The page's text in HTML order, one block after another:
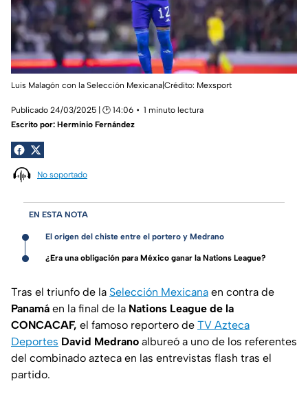
Luis Malagón con la Selección Mexicana|Crédito: Mexsport
Publicado 24/03/2025 | 🕑 14:06
1 minuto lectura
Escrito por: Herminio Fernández
No soportado
EN ESTA NOTA
El origen del chiste entre el portero y Medrano
¿Era una obligación para México ganar la Nations League?
Tras el triunfo de la Selección Mexicana en contra de
Panamá en la final de la Nations League de la
CONCACAF, el famoso reportero de TV Azteca
Deportes David Medrano albureó a uno de los referentes
del combinado azteca en las entrevistas flash tras el
partido.